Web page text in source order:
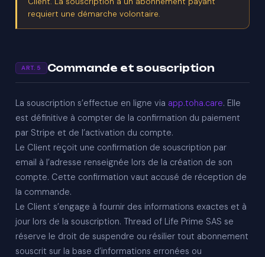
requiert une démarche volontaire.
ART. 5 Commande et souscription
La souscription s’effectue en ligne via app.toha.care. Elle
est définitive à compter de la confirmation du paiement
par Stripe et de l’activation du compte.
Le Client reçoit une confirmation de souscription par
email à l’adresse renseignée lors de la création de son
compte. Cette confirmation vaut accusé de réception de
la commande.
Le Client s’engage à fournir des informations exactes et à
jour lors de la souscription. Thread of Life Prime SAS se
réserve le droit de suspendre ou résilier tout abonnement
souscrit sur la base d’informations erronées ou